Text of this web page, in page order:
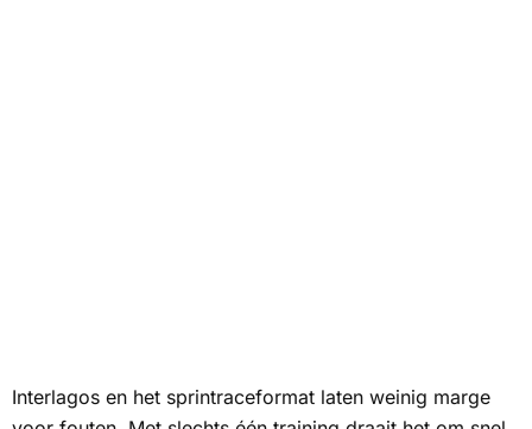
Interlagos en het sprintraceformat laten weinig marge